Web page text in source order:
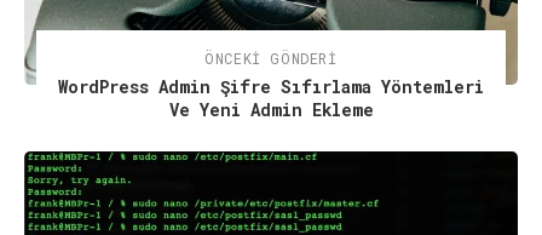
ÖNCEKI GÖNDERI
WordPress Admin Şifre Sıfırlama Yöntemleri
Ve Yeni Admin Ekleme